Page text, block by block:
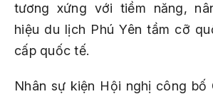
tương xứng với tiềm năng,
hiệu du lịch Phú Yên tầm cỡ
cấp quốc tế.
Nhân sự kiện Hội nghị công bố